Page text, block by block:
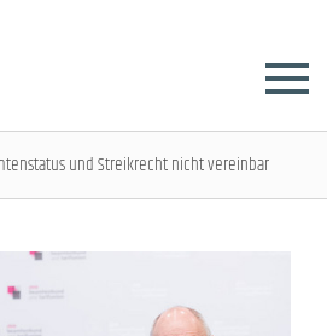
und Streikrecht nicht vereinbar